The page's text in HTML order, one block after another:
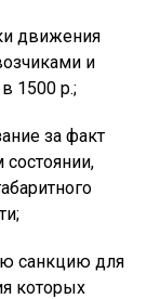
движения
и
1500 р.;
за факт
санкцию для
которых